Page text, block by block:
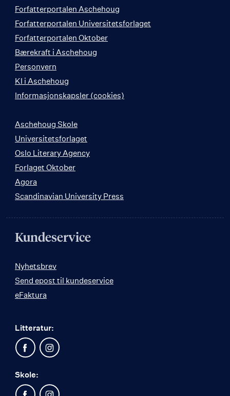
Forfatterportalen Aschehoug
Forfatterportalen Universitetsforlaget
Forfatterportalen Oktober
Bærekraft i Aschehoug
Personvern
KI i Aschehoug
Informasjonskapsler (cookies)
Aschehoug Skole
Universitetsforlaget
Oslo Literary Agency
Forlaget Oktober
Agora
Scandinavian University Press
Kundeservice
Nyhetsbrev
Send epost til kundeservice
eFaktura
Litteratur:
Skole: